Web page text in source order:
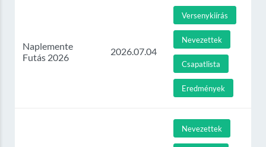
Naplemente
Futás 2026
2026.07.04
Versenykiírás
Nevezettek
Csapatlista
Eredmények
Nevezettek